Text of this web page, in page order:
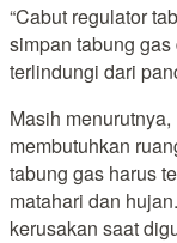
“Cabut regulator
simpan tabung
terlindungi dari
Masih
membutuhkan
tabung gas harus
matahari dan
kerusakan saat